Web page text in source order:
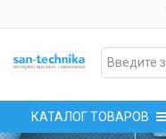
КАТАЛОГ ТОВАРОВ